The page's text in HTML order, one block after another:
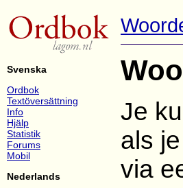
Je
als
via
Svenska
Ordbok
Textöversättning
Info
Hjälp
Statistik
Forums
Mobil
Nederlands